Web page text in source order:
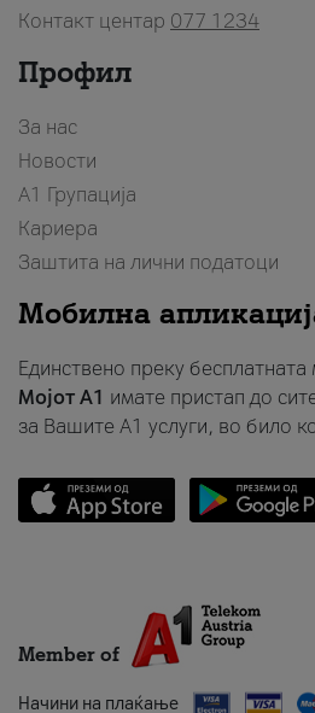
Контакт центар 077 1234
Профил
За нас
Новости
А1 Групација
Кариера
Заштита на лични податоци
Мобилна
Единствено преку бесплатната
Мојот A1 имате пристап до
за Вашите A1 услуги, во било
Member of
Начини на плаќање